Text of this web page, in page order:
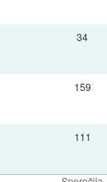
34
159
111